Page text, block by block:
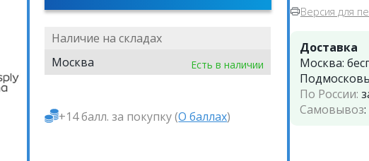
Наличие на складах
Москва
Есть в наличии
+14 балл. за покупку (О баллах)
Версия для
Доставка
Москва:
По России:
Самовывоз: